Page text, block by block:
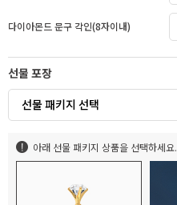
다이아몬드 문구 각인(8자이내)
선물 포장
선물 패키지 선택
아래 선물 패키지 상품을 선택하세요.